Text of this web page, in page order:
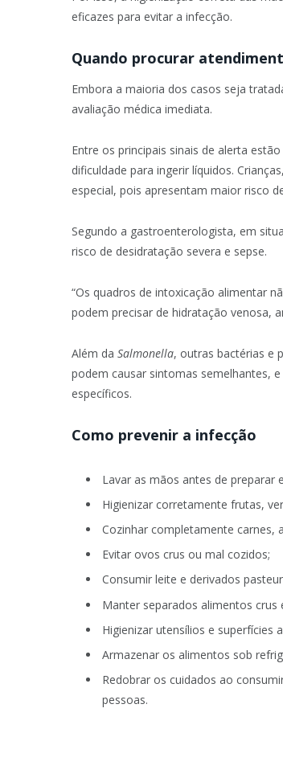
eficazes para evitar a infecção.
Quando procurar
Embora a maioria dos casos seja
avaliação médica imediata.
Entre os principais sinais de alerta
dificuldade para ingerir líquidos.
especial, pois apresentam maior risco
Segundo a gastroenterologista, em
risco de desidratação severa e sepse.
“Os quadros de intoxicação alimentar
podem precisar de hidratação venosa,
Além da Salmonella, outras bactérias e
podem causar sintomas semelhantes,
específicos.
Como prevenir a infecção
Lavar as mãos antes de preparar
Higienizar corretamente frutas,
Cozinhar completamente carnes,
Evitar ovos crus ou mal cozidos;
Consumir leite e derivados
Manter separados alimentos
Higienizar utensílios e superfícies
Armazenar os alimentos sob
Redobrar os cuidados ao
pessoas.